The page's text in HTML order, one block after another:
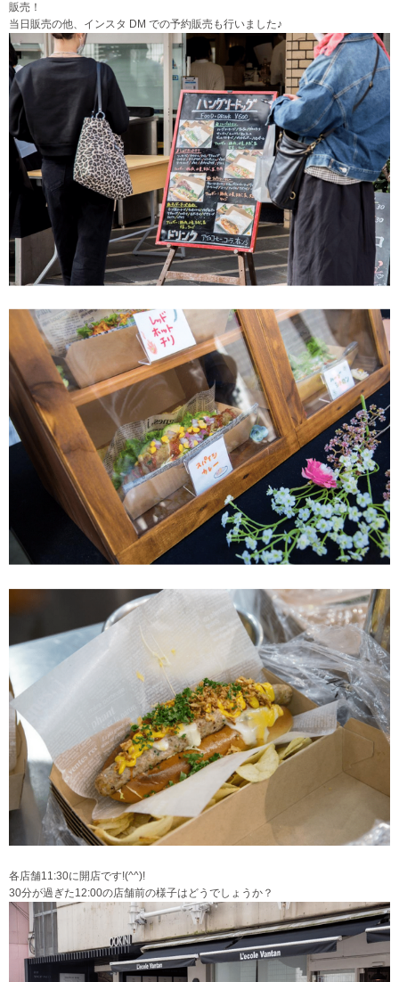
販売！
当日販売の他、インスタ DM での予約販売も行いました♪
各店舗11:30に開店です!(^^)!
30分が過ぎた12:00の店舗前の様子はどうでしょうか？